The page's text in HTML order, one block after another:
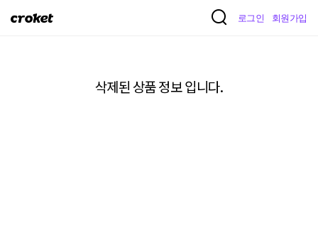
크
로그인 회원가입
삭제된 상품 정보 입니다.